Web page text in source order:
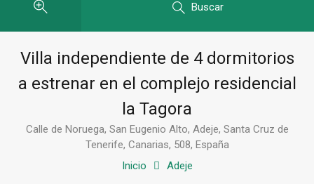
Buscar
Villa independiente de 4 dormitorios
a estrenar en el complejo residencial
la Tagora
Calle de Noruega, San Eugenio Alto, Adeje, Santa Cruz de
Tenerife, Canarias, 508, España
Inicio
Adeje